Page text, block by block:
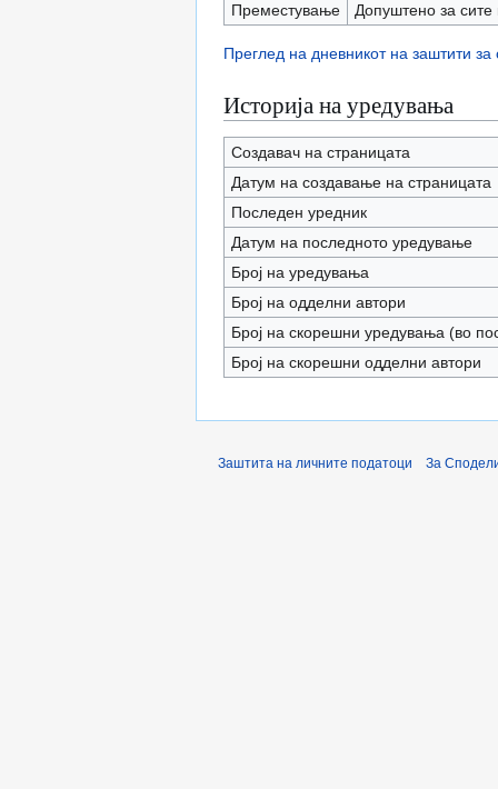
Преместување
Допуштено за сите
Преглед на дневникот на заштити за
Историја на уредувања
Создавач на страницата
Датум на создавање на страницата
Последен уредник
Датум на последното уредување
Број на уредувања
Број на одделни автори
Број на скорешни уредувања (во
Број на скорешни одделни автори
Заштита на личните податоци За